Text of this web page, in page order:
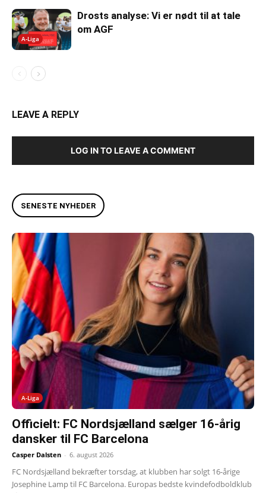
A-Liga
Drosts analyse: Vi er nødt til at tale
om AGF
LEAVE A REPLY
LOG IN TO LEAVE A COMMENT
SENESTE NYHEDER
A-Liga
Officielt: FC Nordsjælland sælger 16-årig
dansker til FC Barcelona
Casper Dalsten - 6. august 2026
FC Nordsjælland bekræfter torsdag, at klubben har solgt 16-årige
Josephine Lamp til FC Barcelona. Europas bedste kvindefodboldklub